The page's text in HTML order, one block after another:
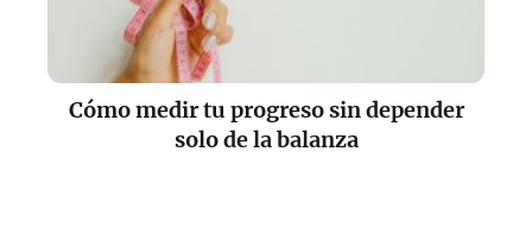
Cómo medir tu progreso sin depender
solo de la balanza